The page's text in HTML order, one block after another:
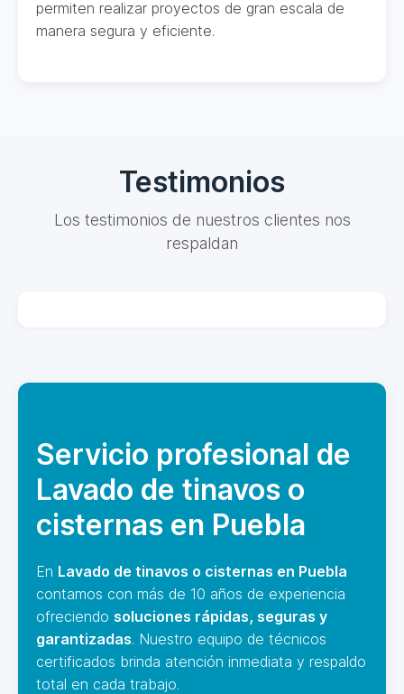
permiten realizar proyectos de gran escala de
manera segura y eficiente.
Testimonios
Los testimonios de nuestros clientes nos
respaldan
Servicio profesional de
Lavado de tinavos o
cisternas en Puebla
En Lavado de tinavos o cisternas en Puebla
contamos con más de 10 años de experiencia
ofreciendo soluciones rápidas, seguras y
garantizadas. Nuestro equipo de técnicos
certificados brinda atención inmediata y respaldo
total en cada trabajo.